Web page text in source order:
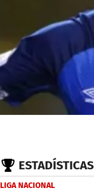
ESTADÍSTICAS
LIGA NACIONAL